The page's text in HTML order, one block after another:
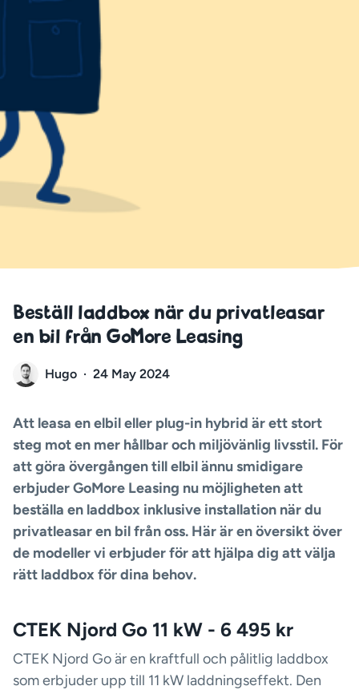
Beställ laddbox när du privatleasar
en bil från GoMore Leasing
Hugo · 24 May 2024
Att leasa en elbil eller plug-in hybrid är ett stort
steg mot en mer hållbar och miljövänlig livsstil. För
att göra övergången till elbil ännu smidigare
erbjuder GoMore Leasing nu möjligheten att
beställa en laddbox inklusive installation när du
privatleasar en bil från oss. Här är en översikt över
de modeller vi erbjuder för att hjälpa dig att välja
rätt laddbox för dina behov.
CTEK Njord Go 11 kW - 6 495 kr
CTEK Njord Go är en kraftfull och pålitlig laddbox
som erbjuder upp till 11 kW laddningseffekt. Den